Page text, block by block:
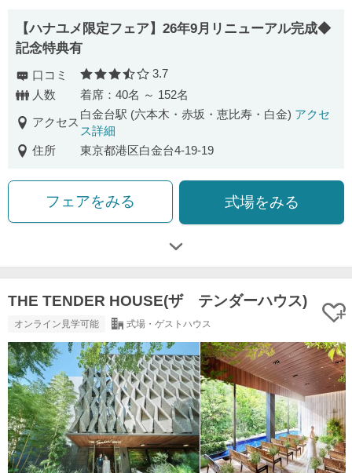
【ハナユメ限定フェア】26年9月リニューアル完成◆
記念特典有
口コミ 口コミ評価
3.7
人数
着席：40名 ～ 152名
アクセス
白金台駅 (六本木・赤坂・恵比寿・白金) アクセ
ス詳細
住所
東京都港区白金台4-19-19
フェアをみる 式場をみる
THE TENDER HOUSE(ザ テンダーハウス)
オンライン見学可能 式場・ゲストハウス